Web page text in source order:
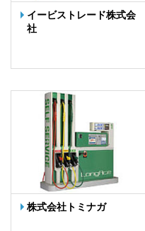
イービストレード株式会
社
株式会社トミナガ